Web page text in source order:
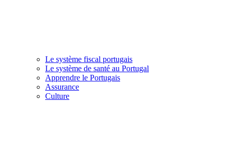
Le système fiscal portugais
Le système de santé au Portugal
Apprendre le Portugais
Assurance
Culture